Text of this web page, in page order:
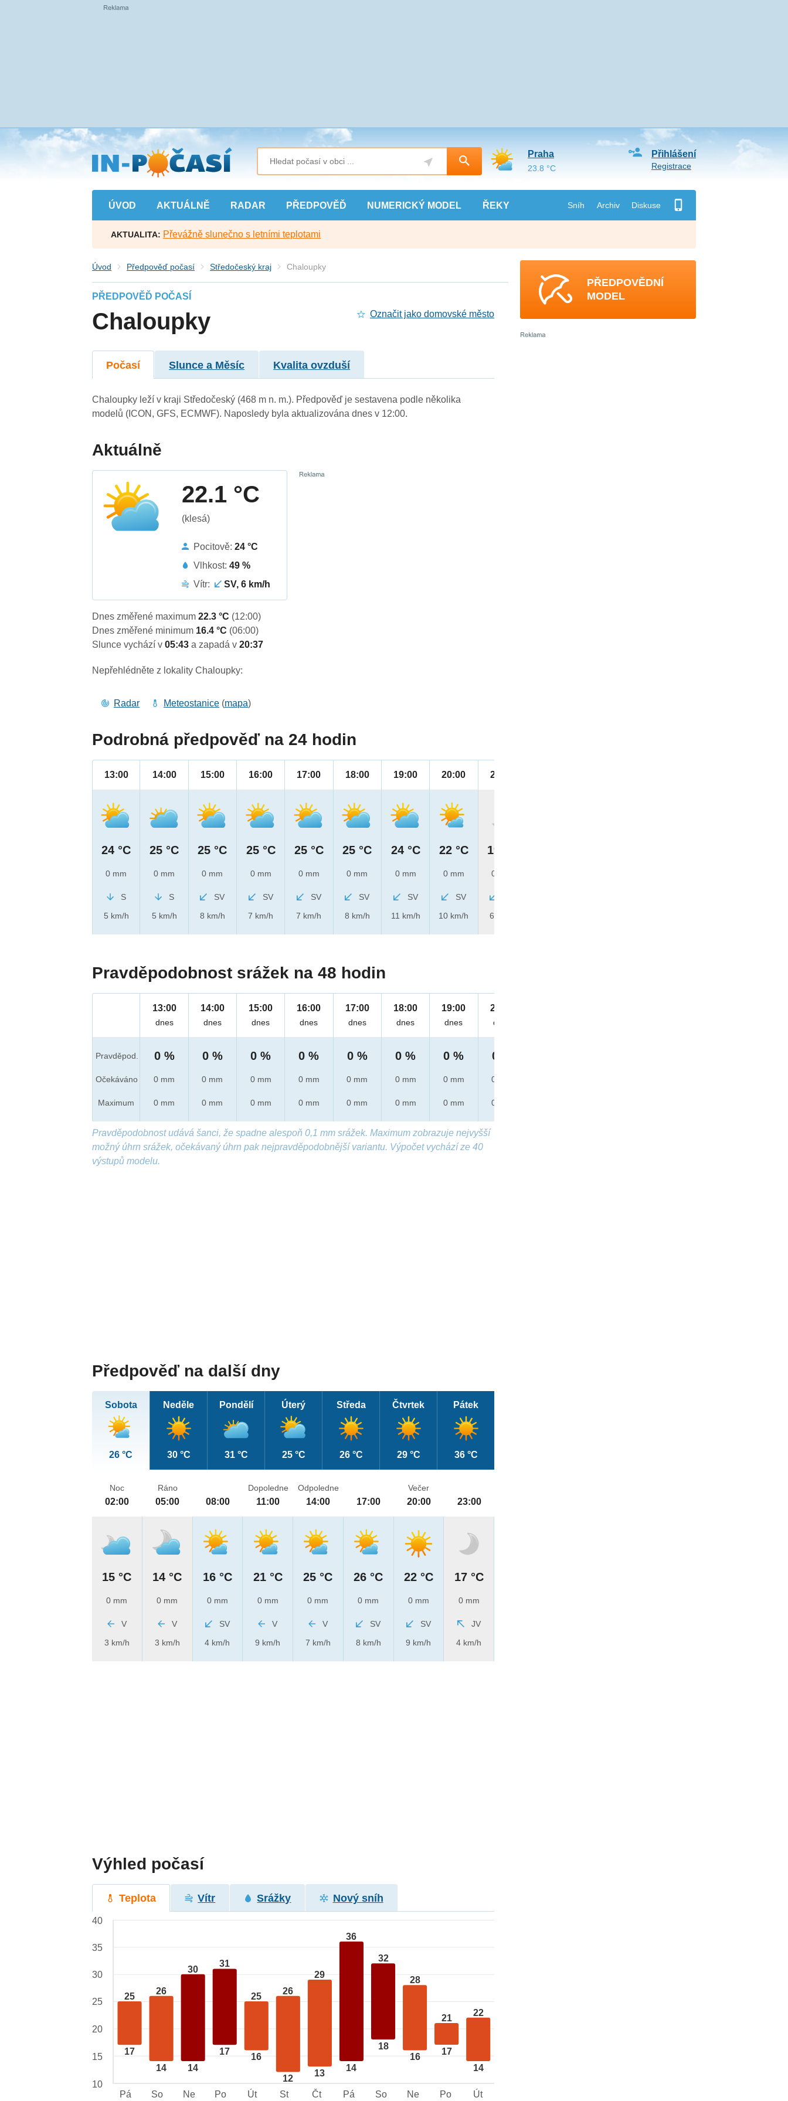
Přejít
na
hlavní
obsah
ÚVOD AKTUÁLNĚ RADAR PŘEDPOVĚĎ NUMERICKÝ MODEL ŘEKY Sníh Archiv Diskuse
Přihlášení
Registrace
Praha
23.8 °C
AKTUALITA: Převážně slunečno s letními teplotami
Úvod Předpověď počasí Středočeský kraj Chaloupky
PŘEDPOVĚĎ POČASÍ
Chaloupky Označit jako domovské město
Počasí Slunce a Měsíc Kvalita ovzduší
Chaloupky leží v kraji Středočeský (468 m n. m.). Předpověď je sestavena podle několika
modelů (ICON, GFS, ECMWF). Naposledy byla aktualizována dnes v 12:00.
Aktuálně
22.1 °C
(klesá)
Pocitově:24 °C
Vlhkost:49 %
Vítr:
SV, 6 km/h
Dnes změřené maximum22.3 °C (12:00)
Dnes změřené minimum 16.4 °C (06:00)
Slunce vychází v05:43a zapadá v20:37
Nepřehlédněte z lokality Chaloupky:
Radar Meteostanice (mapa)
Podrobná předpověď na 24 hodin
13:00
24 °C
0 mm
S
5 km/h
14:00
25 °C
0 mm
S
5 km/h
15:00
25 °C
0 mm
SV
8 km/h
16:00
25 °C
0 mm
SV
7 km/h
17:00
25 °C
0 mm
SV
7 km/h
18:00
25 °C
0 mm
SV
8 km/h
19:00
24 °C
0 mm
SV
11 km/h
20:00
22 °C
0 mm
SV
10 km/h
21:00
19 °C
0 mm
6 km/h
Pravděpodobnost srážek na 48 hodin
Pravděpod.
Očekáváno
Maximum
13:00
dnes
0 %
0 mm
0 mm
14:00
dnes
0 %
0 mm
0 mm
15:00
dnes
0 %
0 mm
0 mm
16:00
dnes
0 %
0 mm
0 mm
17:00
dnes
0 %
0 mm
0 mm
18:00
dnes
0 %
0 mm
0 mm
19:00
dnes
0 %
0 mm
0 mm
20:00
dnes
0 %
0 mm
0 mm
Pravděpodobnost udává šanci, že spadne alespoň 0,1 mm srážek. Maximum zobrazuje nejvyšší
možný úhrn srážek, očekávaný úhrn pak nejpravděpodobnější variantu. Výpočet vychází ze 40
výstupů modelu.
Předpověď na další dny
Sobota
26 °C
Neděle
30 °C
Pondělí
31 °C
Úterý
25 °C
Středa
26 °C
Čtvrtek
29 °C
Pátek
36 °C
Noc
02:00
15 °C
0 mm
V
3 km/h
Ráno
05:00
14 °C
0 mm
V
3 km/h
08:00
16 °C
0 mm
SV
4 km/h
Dopoledne
11:00
21 °C
0 mm
V
9 km/h
Odpoledne
14:00
25 °C
0 mm
V
7 km/h
17:00
26 °C
0 mm
SV
8 km/h
Večer
20:00
22 °C
0 mm
SV
9 km/h
23:00
17 °C
0 mm
JV
4 km/h
Výhled počasí
Teplota Vítr Srážky Nový sníh
25
17
26
14
30
14
31
17
25
16
26
12
29
13
36
14
32
18
28
16
21
17
22
14
40
35
30
25
20
15
10
Pá
So Ne Po Út St Čt Pá So Ne Po Út
PŘEDPOVĚDNÍ
MODEL